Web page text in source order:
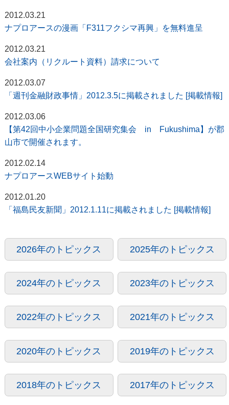
2012.03.21
ナプロアースの漫画「F311フクシマ再興」を無料進呈
2012.03.21
会社案内（リクルート資料）請求について
2012.03.07
「週刊金融財政事情」2012.3.5に掲載されました [掲載情報]
2012.03.06
【第42回中小企業問題全国研究集会 in Fukushima】が郡
山市で開催されます。
2012.02.14
ナプロアースWEBサイト始動
2012.01.20
「福島民友新聞」2012.1.11に掲載されました [掲載情報]
2026年のトピックス 2025年のトピックス
2024年のトピックス 2023年のトピックス
2022年のトピックス 2021年のトピックス
2020年のトピックス 2019年のトピックス
2018年のトピックス 2017年のトピックス